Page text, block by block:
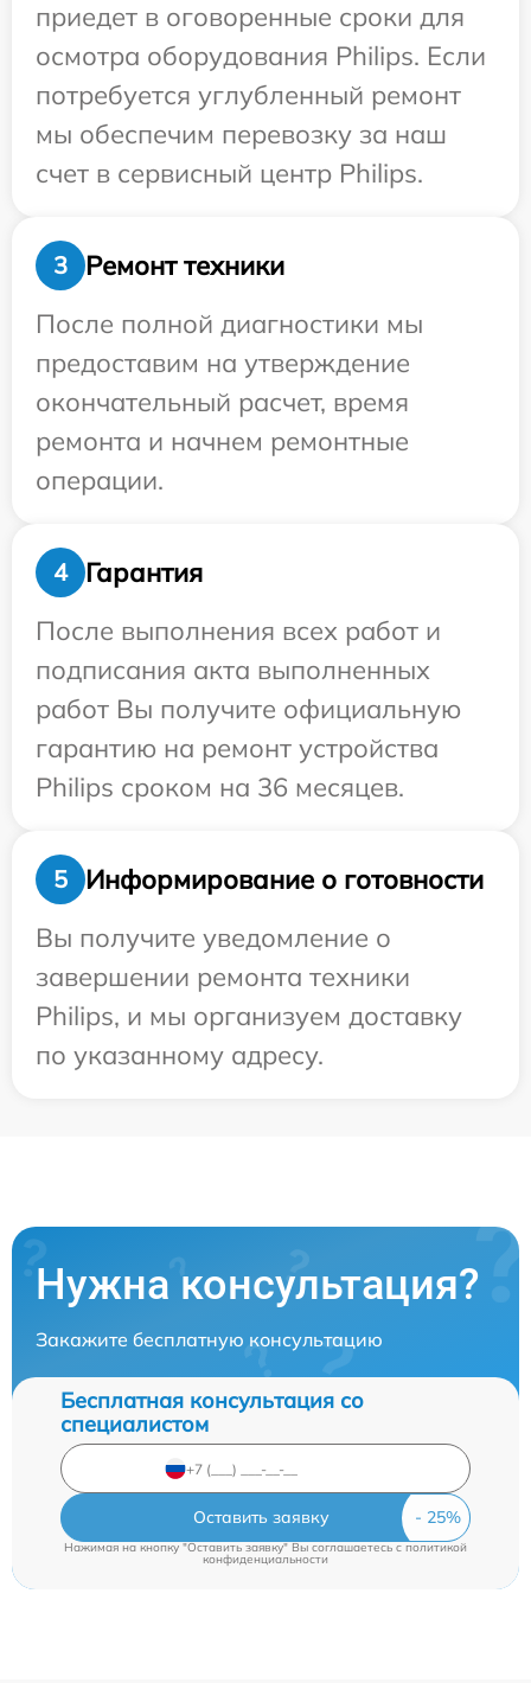
приедет в оговоренные сроки для
осмотра оборудования Philips. Если
потребуется углубленный ремонт
мы обеспечим перевозку за наш
счет в сервисный центр Philips.
3
Ремонт техники
После полной диагностики мы
предоставим на утверждение
окончательный расчет, время
ремонта и начнем ремонтные
операции.
4
Гарантия
После выполнения всех работ и
подписания акта выполненных
работ Вы получите официальную
гарантию на ремонт устройства
Philips сроком на 36 месяцев.
5
Информирование о готовности
Вы получите уведомление о
завершении ремонта техники
Philips, и мы организуем доставку
по указанному адресу.
Нужна консультация?
Закажите бесплатную консультацию
Бесплатная консультация со
специалистом
Оставить заявку
Нажимая на кнопку "Оставить заявку" Вы соглашаетесь c политикой
конфиденциальности